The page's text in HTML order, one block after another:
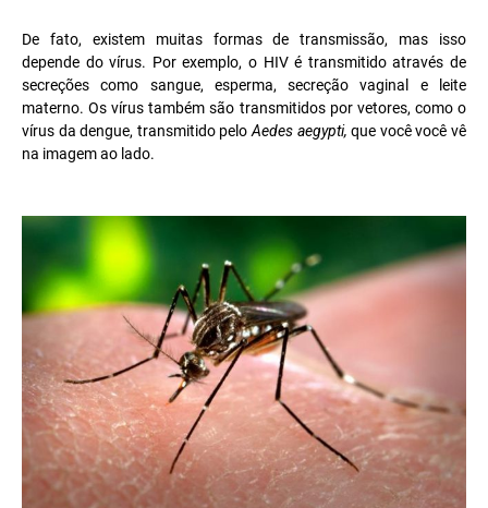
De fato, existem muitas formas de transmissão, mas isso
depende do vírus. Por exemplo, o HIV é transmitido através de
secreções como sangue, esperma, secreção vaginal e leite
materno.Os vírus também são transmitidos por vetores, como o
vírus da dengue, transmitido pelo Aedes aegypti,que você você vê
na imagem ao lado.